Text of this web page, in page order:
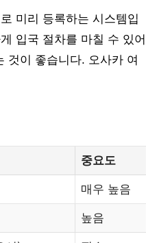
미리 등록하는 시스템입
입국 절차를 마칠 수 있어
것이 좋습니다. 오사카 여
중요도
매우 높음
높음